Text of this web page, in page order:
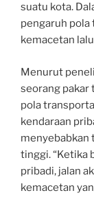
suatu kota.
pengaruh
kemacetan
Menurut
seorang pakar
pola
kendaraan
menyebabkan
tinggi. “Ketika
pribadi, jalan
kemacetan